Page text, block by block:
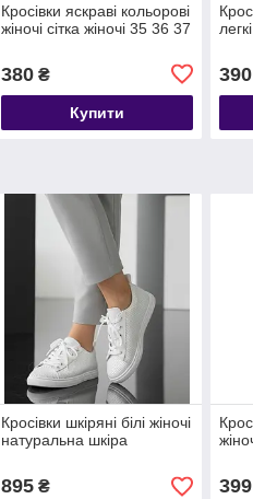
Кросівки яскраві кольорові
жіночі сітка жіночі 35 36 37
380₴
Купити
390
Кросівки шкіряні білі жіночі
натуральна шкіра
895₴ 399